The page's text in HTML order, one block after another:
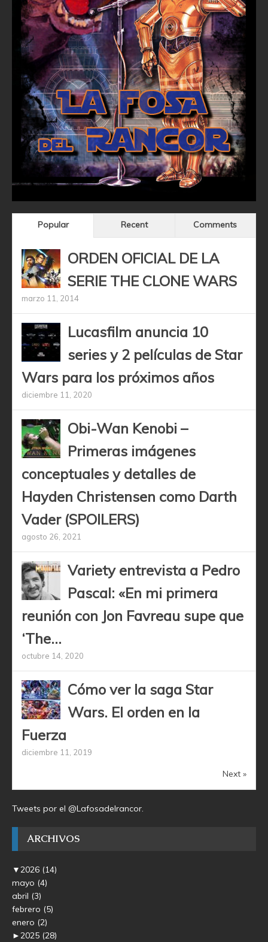
Popular Recent Comments
ORDEN OFICIAL DE LA
SERIE THE CLONE WARS
marzo 11, 2014
Lucasfilm anuncia 10
series y 2 películas de Star
Wars para los próximos años
diciembre 11, 2020
Obi-Wan Kenobi –
Primeras imágenes
conceptuales y detalles de
Hayden Christensen como Darth
Vader (SPOILERS)
agosto 26, 2021
Variety entrevista a Pedro
Pascal: «En mi primera
reunión con Jon Favreau supe que
‘The...
octubre 14, 2020
Cómo ver la saga Star
Wars. El orden en la
Fuerza
diciembre 11, 2019
Next »
Tweets por el @Lafosadelrancor.
ARCHIVOS
▼2026 (14)
mayo (4)
abril (3)
febrero (5)
enero (2)
►2025 (28)